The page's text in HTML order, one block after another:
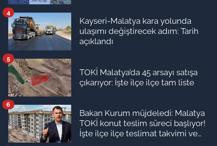
Kayseri-Malatya kara yolunda
ulaşımı değiştirecek adım: Tarih
açıklandı
4
TOKİ Malatya’da 45 arsayı satışa
çıkarıyor: İşte ilçe ilçe tam liste
5
Bakan Kurum müjdeledi: Malatya
TOKİ konut teslim süreci başlıyor!
İşte ilçe ilçe teslimat takvimi ve
6